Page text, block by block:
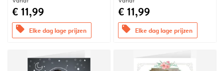
€ 11,99
offers Elke dag lage prijzen
€ 11,99
offers Elke dag lage prijzen